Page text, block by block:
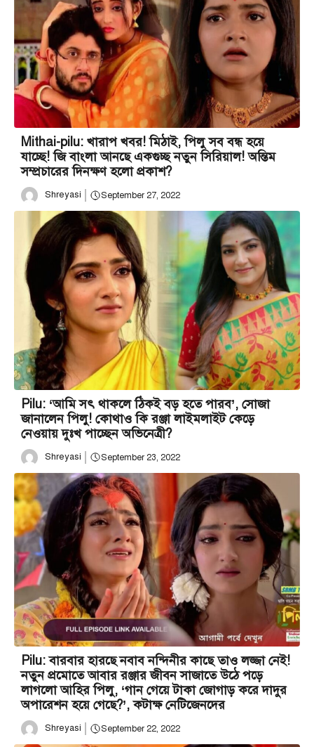
Mithai-pilu: খারাপ খবর! মিঠাই, পিলু সব বন্ধ হয়ে
যাচ্ছে! জি বাংলা আনছে একগুচ্ছ নতুন সিরিয়াল! অন্তিম
সম্প্রচারের দিনক্ষণ হলো প্রকাশ?
Shreyasi September 27, 2022
Pilu: ‘আমি সৎ থাকলে ঠিকই বড় হতে পারব’, সোজা
জানালেন পিলু! কোথাও কি রঞ্জা লাইমলাইট কেড়ে
নেওয়ায় দুঃখ পাচ্ছেন অভিনেত্রী?
Shreyasi September 23, 2022
Pilu: বারবার হারছে নবাব নন্দিনীর কাছে তাও লজ্জা নেই!
নতুন প্রমোতে আবার রঞ্জার জীবন সাজাতে উঠে পড়ে
লাগলো আহির পিলু, ‘গান গেয়ে টাকা জোগাড় করে দাদুর
অপারেশন হয়ে গেছে?’, কটাক্ষ নেটিজেনদের
Shreyasi September 22, 2022